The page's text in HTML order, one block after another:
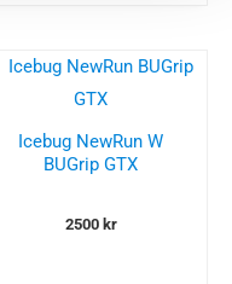
Icebug NewRun W
BUGrip GTX
2500 kr